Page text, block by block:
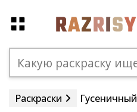
Раскраски Гусеничный